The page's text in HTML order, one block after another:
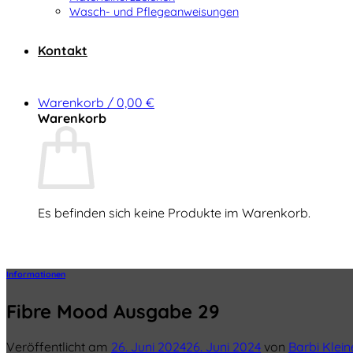
Wasch- und Pflegeanweisungen
Kontakt
Warenkorb / 0,00 €
Warenkorb
Es befinden sich keine Produkte im Warenkorb.
Informationen
Fibre Mood Ausgabe 29
Veröffentlicht am 26. Juni 202426. Juni 2024 von Barbi